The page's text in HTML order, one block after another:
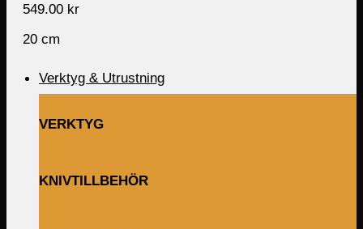
549.00 kr
20 cm
Verktyg & Utrustning
VERKTYG
KNIVTILLBEHÖR